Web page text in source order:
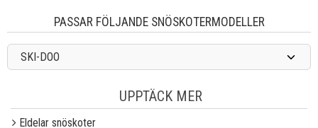
PASSAR FÖLJANDE SNÖSKOTERMODELLER
SKI-DOO
UPPTÄCK MER
Eldelar snöskoter